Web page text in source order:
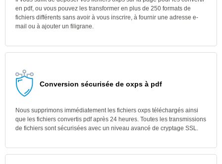
en pdf, ou vous pouvez les transformer en plus de 250 formats de
fichiers différents sans avoir à vous inscrire, à fournir une adresse e-
mail ou à ajouter un filigrane.
Conversion sécurisée de oxps à pdf
Nous supprimons immédiatement les fichiers oxps téléchargés ainsi
que les fichiers convertis pdf après 24 heures. Toutes les transmissions
de fichiers sont sécurisées avec un niveau avancé de cryptage SSL.